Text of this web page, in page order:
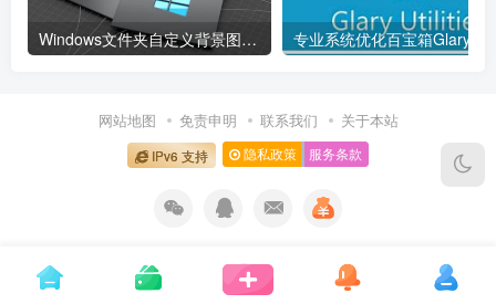
Windows文件夹自定义背景图片设置工具
网站地图 免责申明 联系我们 关于本站
IPv6 支持 隐私政策 服务条款